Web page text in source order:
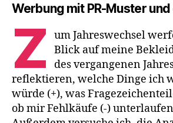
Werbung mit PR-Muster
Z
um Jahreswechsel
Blick auf meine
des vergangenen
reflektieren, welche Dinge ich
würde (+), was
ob mir Fehlkäufe (-)